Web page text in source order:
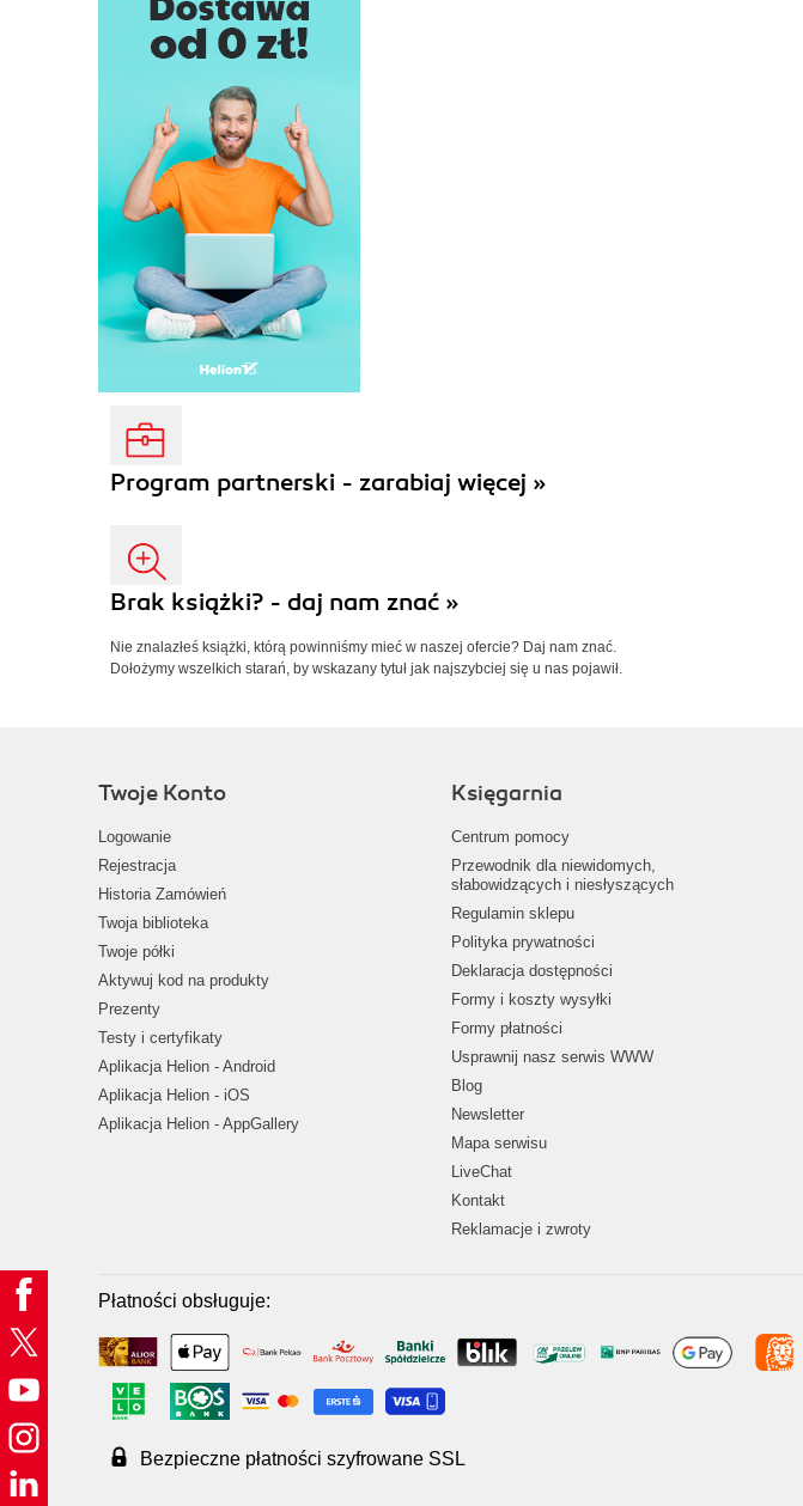
Program partnerski - zarabiaj więcej »
Brak książki? - daj nam znać »
Nie znalazłeś książki, którą powinniśmy mieć w naszej ofercie? Daj nam znać.
Dołożymy wszelkich starań, by wskazany tytuł jak najszybciej się u nas pojawił.
Twoje Konto
Logowanie
Rejestracja
Historia Zamówień
Twoja biblioteka
Twoje półki
Aktywuj kod na produkty
Prezenty
Testy i certyfikaty
Aplikacja Helion - Android
Aplikacja Helion - iOS
Aplikacja Helion - AppGallery
Księgarnia
Centrum pomocy
Przewodnik dla niewidomych,
słabowidzących i niesłyszących
Regulamin sklepu
Polityka prywatności
Deklaracja dostępności
Formy i koszty wysyłki
Formy płatności
Usprawnij nasz serwis WWW
Blog
Newsletter
Mapa serwisu
LiveChat
Kontakt
Reklamacje i zwroty
Płatności obsługuje:
Bezpieczne płatności szyfrowane SSL